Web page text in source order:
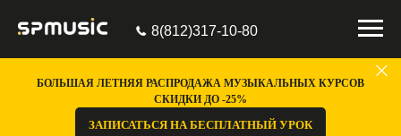
8(812)317-10-80
БОЛЬШАЯ ЛЕТНЯЯ РАСПРОДАЖА МУЗЫКАЛЬНЫХ КУРСОВ
СКИДКИ ДО -25%
ЗАПИСАТЬСЯ НА БЕСПЛАТНЫЙ УРОК